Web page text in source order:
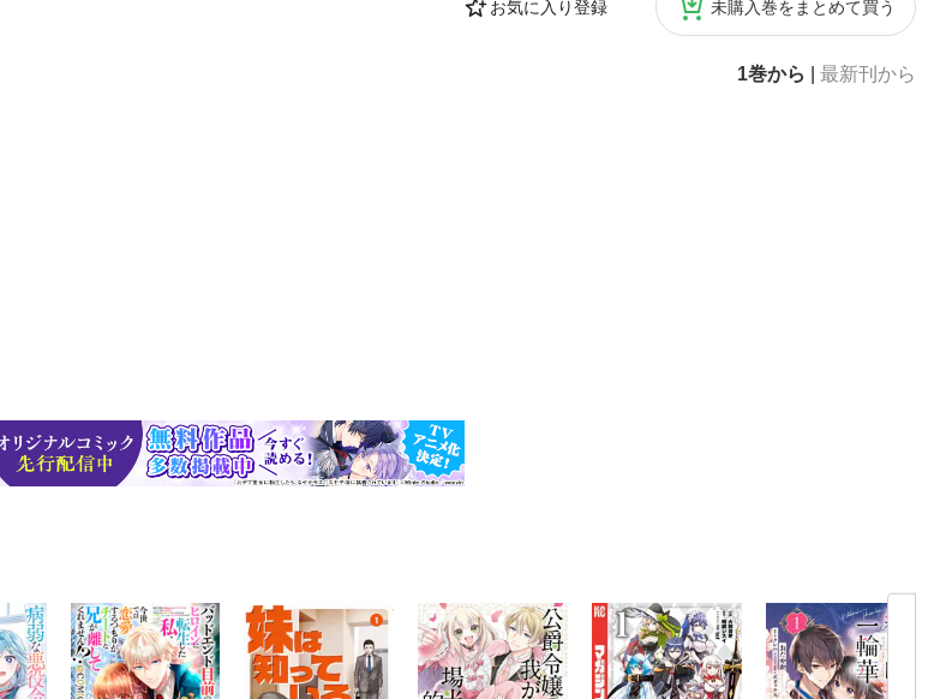
お気に入り登録 未購入巻をまとめて買う
1巻から 最新刊から